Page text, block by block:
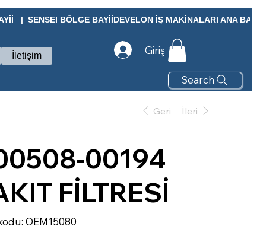
|  SENSEI BÖLGE BAYİİ
İletişim Giriş
Search
Geri İleri
00194
FİLTRESİ
Stok
kodu:
OEM15080